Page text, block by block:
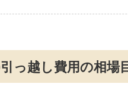
っ越し費用の相場